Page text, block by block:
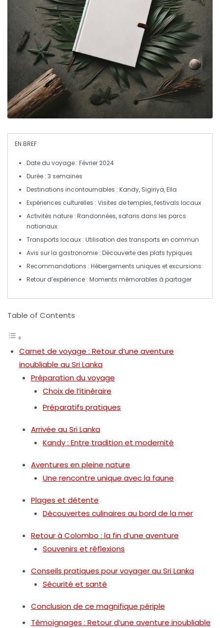
EN BREF
Date du voyage : Février 2024
Durée : 3 semaines
Destinations incontournables : Kandy, Sigiriya, Ella
Expériences culturelles : Visites de temples, festivals locaux
Activités nature : Randonnées, safaris dans les parcs
nationaux
Transports locaux : Utilisation des transports en commun
Avis sur la gastronomie : Découverte des plats typiques
Recommandations : Hébergements uniques et excursions
Retour d’expérience : Moments mémorables à partager
Table of Contents
Carnet de voyage : Retour d’une aventure
inoubliable au Sri Lanka
Préparation du voyage
Choix de l’itinéraire
Préparatifs pratiques
Arrivée au Sri Lanka
Kandy : Entre tradition et modernité
Aventures en pleine nature
Une rencontre unique avec la faune
Plages et détente
Découvertes culinaires au bord de la mer
Retour à Colombo : la fin d’une aventure
Souvenirs et réflexions
Conseils pratiques pour voyager au Sri Lanka
Sécurité et santé
Conclusion de ce magnifique périple
Témoignages : Retour d’une aventure inoubliable